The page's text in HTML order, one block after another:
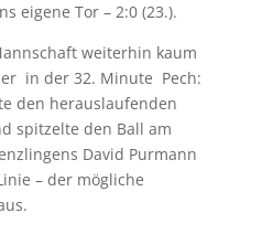
eigene Tor – 2:0 (23.).
weiterhin kaum
in der 32. Minute Pech:
den herauslaufenden
spitzelte den Ball am
David Purmann
– der mögliche